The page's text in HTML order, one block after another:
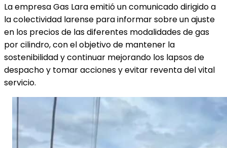
La empresa Gas Lara emitió un comunicado dirigido a
la colectividad larense para informar sobre un ajuste
en los precios de las diferentes modalidades de gas
por cilindro, con el objetivo de mantener la
sostenibilidad y continuar mejorando los lapsos de
despacho y tomar acciones y evitar reventa del vital
servicio.